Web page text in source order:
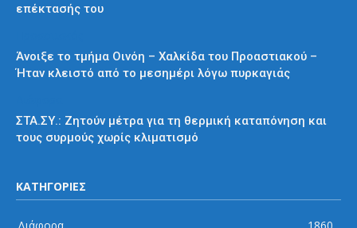
επέκτασής του
Άνοιξε το τμήμα Οινόη – Χαλκίδα του Προαστιακού –
Ήταν κλειστό από το μεσημέρι λόγω πυρκαγιάς
ΣΤΑ.ΣΥ.: Ζητούν μέτρα για τη θερμική καταπόνηση και
τους συρμούς χωρίς κλιματισμό
ΚΑΤΗΓΟΡΙΕΣ